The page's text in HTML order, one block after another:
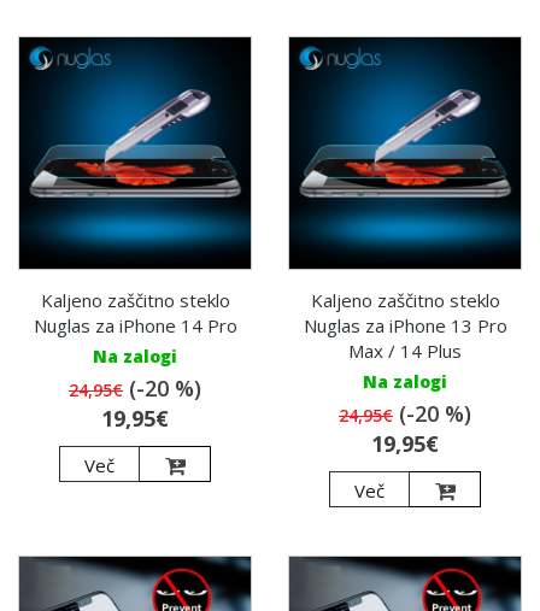
Kaljeno zaščitno steklo
Nuglas za iPhone 14 Pro
Na zalogi
24,95€ (-20 %)
19,95€
Več
Kaljeno zaščitno steklo
Nuglas za iPhone 13 Pro
Max / 14 Plus
Na zalogi
24,95€ (-20 %)
19,95€
Več